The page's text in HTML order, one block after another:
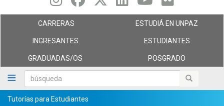
búsqueda búsqueda
CARRERAS ESTUDIÁ EN UNPAZ
INGRESANTES ESTUDIANTES
GRADUADAS/OS POSGRADO
Tutorías para Estudiantes